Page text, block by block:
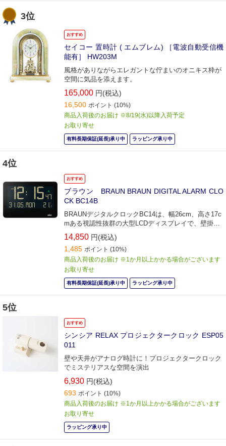
3位
おすすめ
セイコー 置時計 ( エムブレム) ［電波自動受信機
能有］ HW203M
風格がありながらエレガントな佇まいのオニキス枠が
空間に気品を添えます。
165,000 円(税込)
16,500 ポイント (10%)
商品入荷後のお届け ※8/19(水)以降入荷予定
お取り寄せ
有料長期保証(延長)承り中 ラッピング承り中
4位
おすすめ
ブラウン BRAUN BRAUN DIGITAL ALARM CLO
CK BC14B
BRAUNデジタルクロックBC14は、幅26cm、高さ17c
mある視認性抜群の大型LCDディスプレイで、壁掛
け・置きの2WAY対応なのも魅力の一つです。
14,850 円(税込)
1,485 ポイント (10%)
商品入荷後のお届け ※1か月以上かかる場合がございます
お取り寄せ
有料長期保証(延長)承り中 ラッピング承り中
5位
おすすめ
シンシア RELAX プロジェクタークロック ESP05
011
壁や天井がアナログ時計に！プロジェクタークロック
でミステリアスな空間を演出
6,930 円(税込)
693 ポイント (10%)
商品入荷後のお届け ※1か月以上かかる場合がございます
お取り寄せ
ラッピング承り中